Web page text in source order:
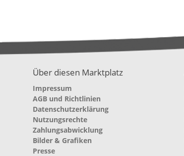
Über diesen Marktplatz
Impressum
AGB und Richtlinien
Datenschutzerklärung
Nutzungsrechte
Zahlungsabwicklung
Bilder & Grafiken
Presse